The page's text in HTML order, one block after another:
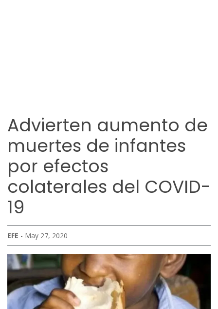
Advierten aumento de
muertes de infantes
por efectos
colaterales del COVID-
19
EFE - May 27, 2020